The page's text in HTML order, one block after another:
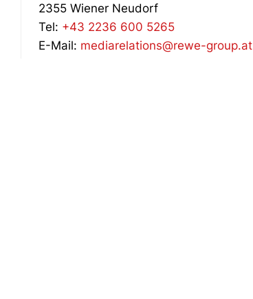
2355 Wiener Neudorf
Tel: +43 2236 600 5265
E-Mail: mediarelations@rewe-group.at